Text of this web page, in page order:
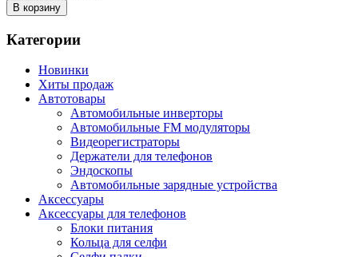
В корзину
Категории
Новинки
Хиты продаж
Автотовары
Автомобильные инверторы
Автомобильные FM модуляторы
Видеорегистраторы
Держатели для телефонов
Эндоскопы
Автомобильные зарядные устройства
Аксессуары
Аксессуары для телефонов
Блоки питания
Кольца для селфи